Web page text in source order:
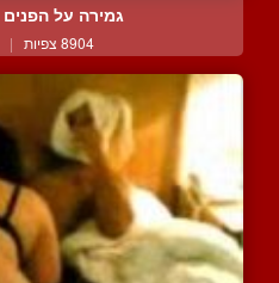
גמירה על
8904 צפיות |